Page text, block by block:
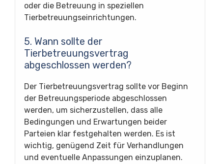
oder die Betreuung in speziellen
Tierbetreuungseinrichtungen.
5. Wann sollte der
Tierbetreuungsvertrag
abgeschlossen werden?
Der Tierbetreuungsvertrag sollte vor Beginn
der Betreuungsperiode abgeschlossen
werden, um sicherzustellen, dass alle
Bedingungen und Erwartungen beider
Parteien klar festgehalten werden. Es ist
wichtig, genügend Zeit für Verhandlungen
und eventuelle Anpassungen einzuplanen.